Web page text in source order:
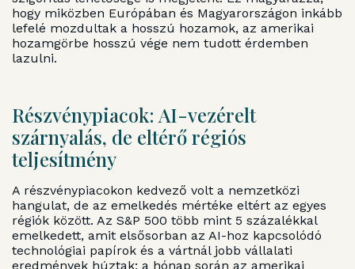
hogy miközben Európában és Magyarországon inkább
lefelé mozdultak a hosszú hozamok, az amerikai
hozamgörbe hosszú vége nem tudott érdemben
lazulni.
Részvénypiacok: AI-vezérelt
szárnyalás, de eltérő régiós
teljesítmény
A részvénypiacokon kedvező volt a nemzetközi
hangulat, de az emelkedés mértéke eltért az egyes
régiók között. Az S&P 500 több mint 5 százalékkal
emelkedett, amit elsősorban az AI-hoz kapcsolódó
technológiai papírok és a vártnál jobb vállalati
eredmények húztak; a hónap során az amerikai